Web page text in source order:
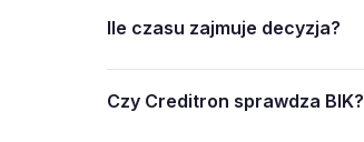
Ile czasu zajmuje decyzja?
Czy Creditron sprawdza BIK?